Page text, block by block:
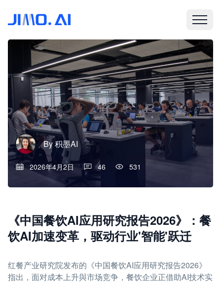
By积墨AI
2026年4月2日 46 531
《中国餐饮AI应用研究报告2026》：餐
饮AI加速变革，驱动行业'智能'跃迁
红餐产业研究院发布的《中国餐饮AI应用研究报告2026》
指出，面对成本上升與市场竞争，餐饮企业正借助AI技术实